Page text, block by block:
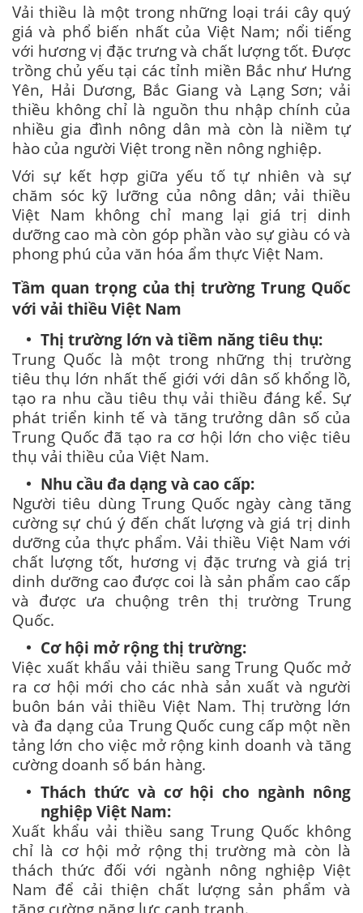
Vải thiều là một trong những loại trái cây quý
giá và phổ biến nhất của Việt Nam; nổi tiếng
với hương vị đặc trưng và chất lượng tốt. Được
trồng chủ yếu tại các tỉnh miền Bắc như Hưng
Yên, Hải Dương, Bắc Giang và Lạng Sơn; vải
thiều không chỉ là nguồn thu nhập chính của
nhiều gia đình nông dân mà còn là niềm tự
hào của người Việt trong nền nông nghiệp.
Với sự kết hợp giữa yếu tố tự nhiên và sự
chăm sóc kỹ lưỡng của nông dân; vải thiều
Việt Nam không chỉ mang lại giá trị dinh
dưỡng cao mà còn góp phần vào sự giàu có và
phong phú của văn hóa ẩm thực Việt Nam.
Tầm quan trọng của thị trường Trung Quốc
với vải thiều Việt Nam
Thị trường lớn và tiềm năng tiêu thụ:
Trung Quốc là một trong những thị trường
tiêu thụ lớn nhất thế giới với dân số khổng lồ,
tạo ra nhu cầu tiêu thụ vải thiều đáng kể. Sự
phát triển kinh tế và tăng trưởng dân số của
Trung Quốc đã tạo ra cơ hội lớn cho việc tiêu
thụ vải thiều của Việt Nam.
Nhu cầu đa dạng và cao cấp:
Người tiêu dùng Trung Quốc ngày càng tăng
cường sự chú ý đến chất lượng và giá trị dinh
dưỡng của thực phẩm. Vải thiều Việt Nam với
chất lượng tốt, hương vị đặc trưng và giá trị
dinh dưỡng cao được coi là sản phẩm cao cấp
và được ưa chuộng trên thị trường Trung
Quốc.
Cơ hội mở rộng thị trường:
Việc xuất khẩu vải thiều sang Trung Quốc mở
ra cơ hội mới cho các nhà sản xuất và người
buôn bán vải thiều Việt Nam. Thị trường lớn
và đa dạng của Trung Quốc cung cấp một nền
tảng lớn cho việc mở rộng kinh doanh và tăng
cường doanh số bán hàng.
Thách thức và cơ hội cho ngành nông
nghiệp Việt Nam:
Xuất khẩu vải thiều sang Trung Quốc không
chỉ là cơ hội mở rộng thị trường mà còn là
thách thức đối với ngành nông nghiệp Việt
Nam để cải thiện chất lượng sản phẩm và
tăng cường năng lực cạnh tranh.